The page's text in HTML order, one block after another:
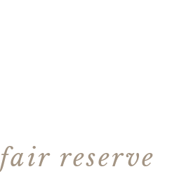
fair reserve